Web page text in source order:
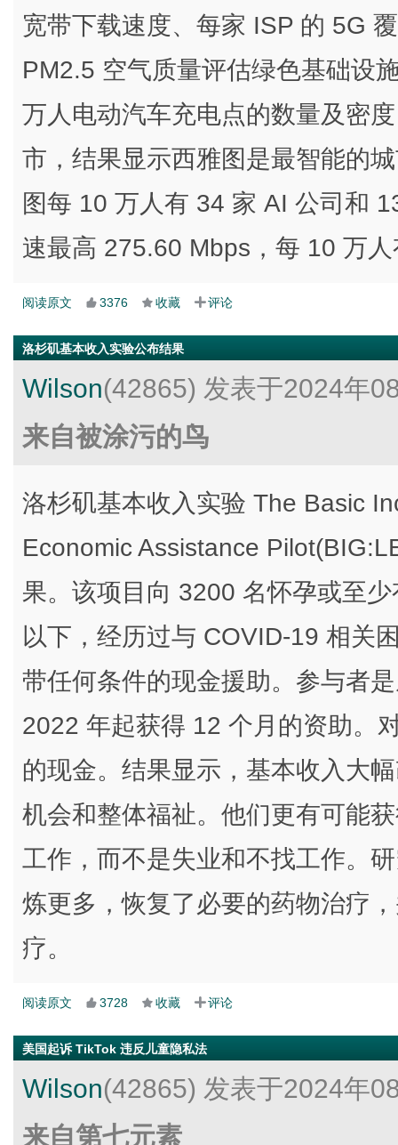
宽带下载速度、每家 ISP 的 5G
PM2.5 空气质量评估绿色基础设
万人电动汽车充电点的数量及密
市，结果显示西雅图是最智能的
图每 10 万人有 34 家 AI 公司和
速最高 275.60 Mbps，每 10 万
阅读原文 3376 收藏 评论
洛杉矶基本收入实验公布结果
Wilson(42865) 发表于2024年
来自被涂污的鸟
洛杉矶基本收入实验 The Basic
Economic Assistance
果。该项目向 3200 名怀孕或至
以下，经历过与 COVID-19 相关
带任何条件的现金援助。参与者
2022 年起获得 12 个月的资助。
的现金。结果显示，基本收入大
机会和整体福祉。他们更有可能
工作，而不是失业和不找工作。
炼更多，恢复了必要的药物治疗
疗。
阅读原文 3728 收藏 评论
美国起诉 TikTok 违反儿童隐私法
Wilson(42865) 发表于2024年
来自第七元素